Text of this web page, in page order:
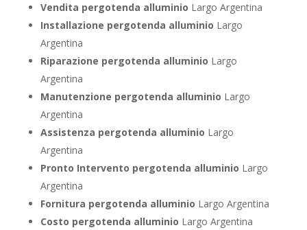
Vendita pergotenda alluminio Largo Argentina
Installazione pergotenda alluminio Largo
Argentina
Riparazione pergotenda alluminio Largo
Argentina
Manutenzione pergotenda alluminio Largo
Argentina
Assistenza pergotenda alluminio Largo
Argentina
Pronto Intervento pergotenda alluminio Largo
Argentina
Fornitura pergotenda alluminio Largo Argentina
Costo pergotenda alluminio Largo Argentina